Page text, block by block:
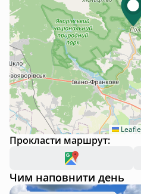
Прокласти маршрут:
Чим наповнити день